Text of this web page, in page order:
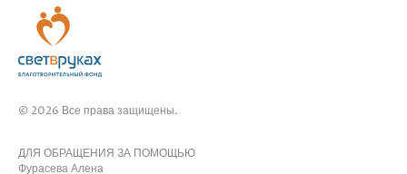
© 2026 Все права защищены.
ДЛЯ ОБРАЩЕНИЯ ЗА ПОМОЩЬЮ
Фурасева Алена